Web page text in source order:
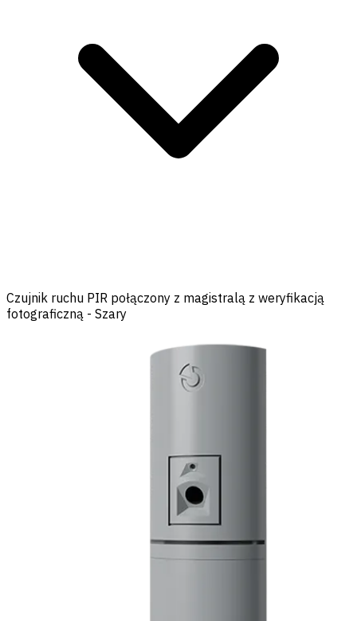
Czujnik ruchu PIR połączony z magistralą z weryfikacją
fotograficzną - Szary